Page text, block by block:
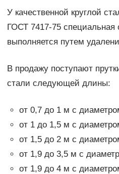
У качественной круглой
ГОСТ 7417-75 специальная
выполняется путем
В продажу поступают
стали следующей длины:
от 0,7 до 1 м с
от 1 до 1,5 м с
от 1,5 до 2 м с
от 1,9 до 3,5 м с
от 1,9 до 4 м с